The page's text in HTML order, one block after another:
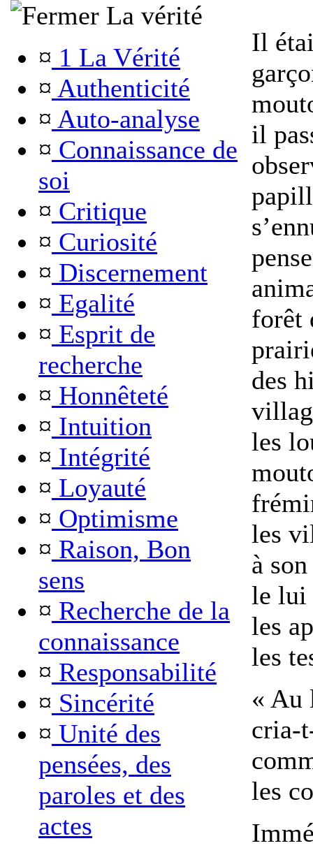
La vérité
¤ 1 La Vérité
¤ Authenticité
¤ Auto-analyse
¤ Connaissance de
soi
¤ Critique
¤ Curiosité
¤ Discernement
¤ Egalité
¤ Esprit de
recherche
¤ Honnêteté
¤ Intuition
¤ Intégrité
¤ Loyauté
¤ Optimisme
¤ Raison, Bon
sens
¤ Recherche de la
connaissance
¤ Responsabilité
¤ Sincérité
¤ Unité des
pensées, des
paroles et des
actes
Il
il
forêt
des
les
les
à
le lui
les
les
« Au
cria-
les